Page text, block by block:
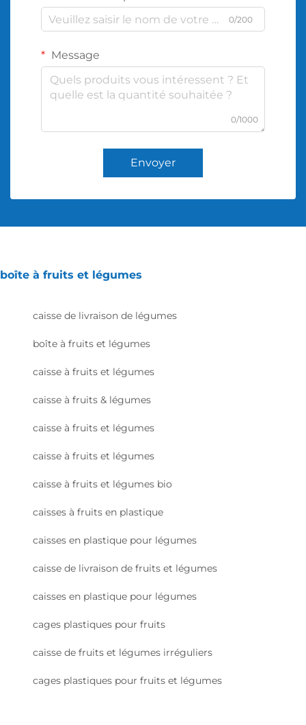
0/200
Message
0/1000
Envoyer
boîte à fruits et légumes
caisse de livraison de légumes
boîte à fruits et légumes
caisse à fruits et légumes
caisse à fruits & légumes
caisse à fruits et légumes
caisse à fruits et légumes
caisse à fruits et légumes bio
caisses à fruits en plastique
caisses en plastique pour légumes
caisse de livraison de fruits et légumes
caisses en plastique pour légumes
cages plastiques pour fruits
caisse de fruits et légumes irréguliers
cages plastiques pour fruits et légumes